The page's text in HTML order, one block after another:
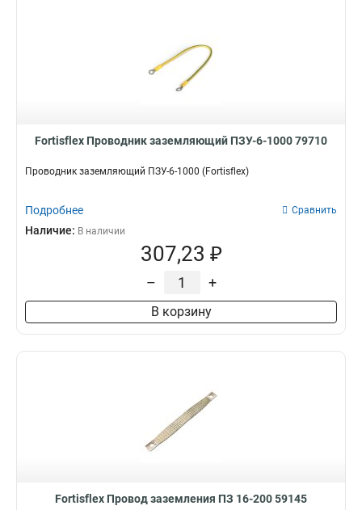
Fortisflex Проводник заземляющий ПЗУ-6-1000 79710
Проводник заземляющий ПЗУ-6-1000 (Fortisflex)
Подробнее Сравнить
Наличие: В наличии
307,23 ₽
– +
В корзину
Fortisflex Провод заземления ПЗ 16-200 59145